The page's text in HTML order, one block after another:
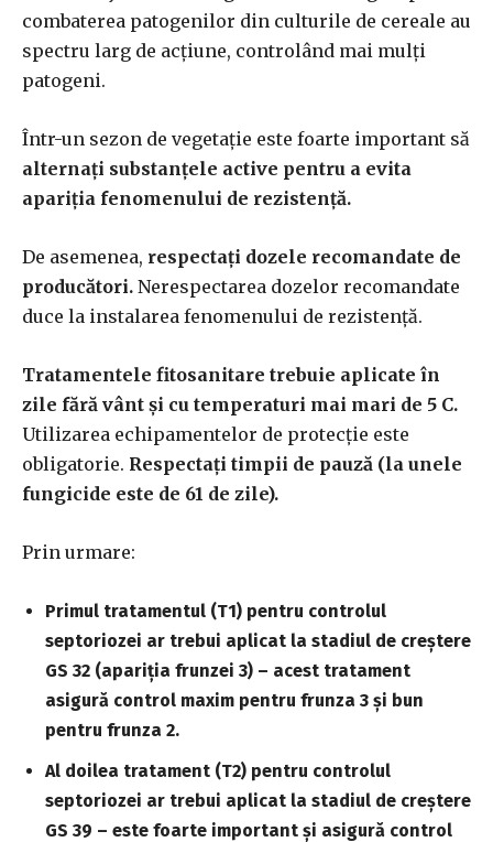
combaterea patogenilor din culturile de cereale au
spectru larg de acțiune, controlând mai mulți
patogeni.
Într-un sezon de vegetație este foarte important să
alternați substanțele active pentru a evita
apariția fenomenului de rezistență.
De asemenea, respectați dozele recomandate de
producători. Nerespectarea dozelor recomandate
duce la instalarea fenomenului de rezistență.
Tratamentele fitosanitare trebuie aplicate în
zile fără vânt și cu temperaturi mai mari de 5 C.
Utilizarea echipamentelor de protecție este
obligatorie. Respectați timpii de pauză (la unele
fungicide este de 61 de zile).
Prin urmare:
Primul tratamentul (T1) pentru controlul
septoriozei ar trebui aplicat la stadiul de creștere
GS 32 (apariția frunzei 3) – acest tratament
asigură control maxim pentru frunza 3 și bun
pentru frunza 2.
Al doilea tratament (T2) pentru controlul
septoriozei ar trebui aplicat la stadiul de creștere
GS 39 – este foarte important și asigură control